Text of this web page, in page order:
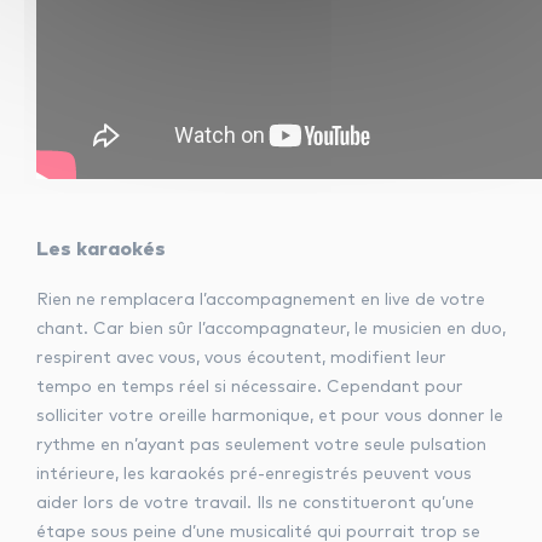
Les karaokés
Rien ne remplacera l’accompagnement en live de votre
chant. Car bien sûr l’accompagnateur, le musicien en duo,
respirent avec vous, vous écoutent, modifient leur
tempo en temps réel si nécessaire. Cependant pour
solliciter votre oreille harmonique, et pour vous donner le
rythme en n’ayant pas seulement votre seule pulsation
intérieure, les karaokés pré-enregistrés peuvent vous
aider lors de votre travail. Ils ne constitueront qu’une
étape sous peine d’une musicalité qui pourrait trop se